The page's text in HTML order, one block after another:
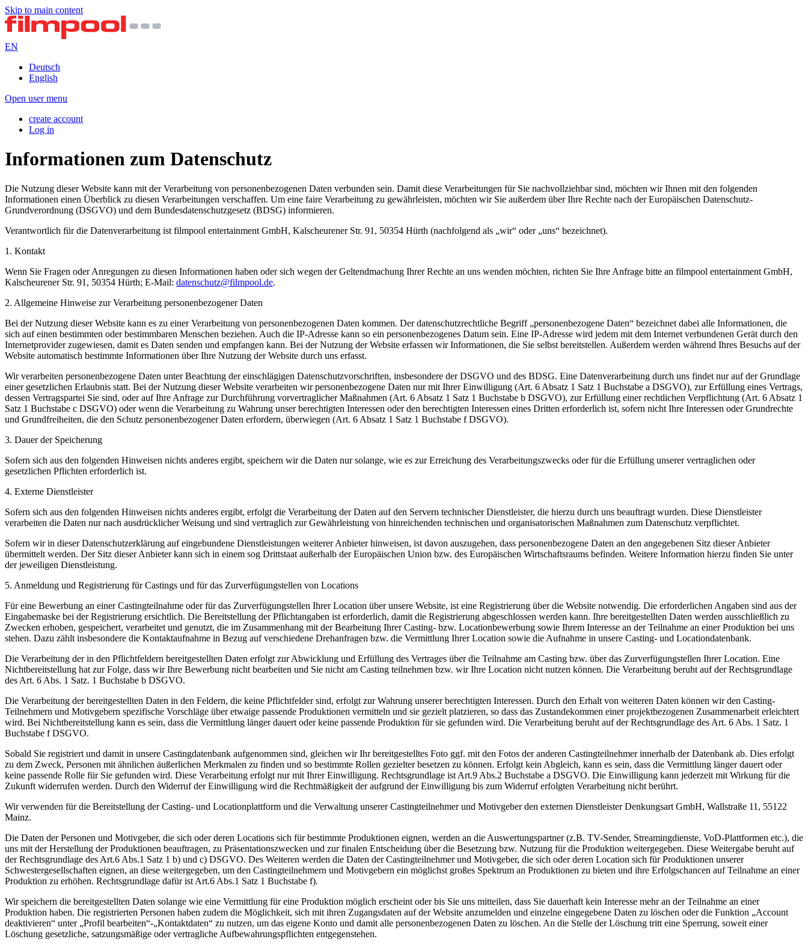
Skip to main content
EN
Deutsch
English
Open user menu
create account
Log in
Informationen zum Datenschutz
Die Nutzung dieser Website kann mit der Verarbeitung von personenbezogenen Daten verbunden sein. Damit diese Verarbeitungen für Sie nachvollziehbar sind, möchten wir Ihnen mit den folgenden
Informationen einen Überblick zu diesen Verarbeitungen verschaffen. Um eine faire Verarbeitung zu gewährleisten, möchten wir Sie außerdem über Ihre Rechte nach der Europäischen Datenschutz-
Grundverordnung (DSGVO) und dem Bundesdatenschutzgesetz (BDSG) informieren.
Verantwortlich für die Datenverarbeitung ist filmpool entertainment GmbH, Kalscheurener Str. 91, 50354 Hürth (nachfolgend als „wir“ oder „uns“ bezeichnet).
1. Kontakt
Wenn Sie Fragen oder Anregungen zu diesen Informationen haben oder sich wegen der Geltendmachung Ihrer Rechte an uns wenden möchten, richten Sie Ihre Anfrage bitte an filmpool entertainment GmbH,
Kalscheurener Str. 91, 50354 Hürth; E-Mail: datenschutz@filmpool.de.
2. Allgemeine Hinweise zur Verarbeitung personenbezogener Daten
Bei der Nutzung dieser Website kann es zu einer Verarbeitung von personenbezogenen Daten kommen. Der datenschutzrechtliche Begriff „personenbezogene Daten“ bezeichnet dabei alle Informationen, die
sich auf einen bestimmten oder bestimmbaren Menschen beziehen. Auch die IP-Adresse kann so ein personenbezogenes Datum sein. Eine IP-Adresse wird jedem mit dem Internet verbundenen Gerät durch den
Internetprovider zugewiesen, damit es Daten senden und empfangen kann. Bei der Nutzung der Website erfassen wir Informationen, die Sie selbst bereitstellen. Außerdem werden während Ihres Besuchs auf der
Website automatisch bestimmte Informationen über Ihre Nutzung der Website durch uns erfasst.
Wir verarbeiten personenbezogene Daten unter Beachtung der einschlägigen Datenschutzvorschriften, insbesondere der DSGVO und des BDSG. Eine Datenverarbeitung durch uns findet nur auf der Grundlage
einer gesetzlichen Erlaubnis statt. Bei der Nutzung dieser Website verarbeiten wir personenbezogene Daten nur mit Ihrer Einwilligung (Art. 6 Absatz 1 Satz 1 Buchstabe a DSGVO), zur Erfüllung eines Vertrags,
dessen Vertragspartei Sie sind, oder auf Ihre Anfrage zur Durchführung vorvertraglicher Maßnahmen (Art. 6 Absatz 1 Satz 1 Buchstabe b DSGVO), zur Erfüllung einer rechtlichen Verpflichtung (Art. 6 Absatz 1
Satz 1 Buchstabe c DSGVO) oder wenn die Verarbeitung zu Wahrung unser berechtigten Interessen oder den berechtigten Interessen eines Dritten erforderlich ist, sofern nicht Ihre Interessen oder Grundrechte
und Grundfreiheiten, die den Schutz personenbezogener Daten erfordern, überwiegen (Art. 6 Absatz 1 Satz 1 Buchstabe f DSGVO).
3. Dauer der Speicherung
Sofern sich aus den folgenden Hinweisen nichts anderes ergibt, speichern wir die Daten nur solange, wie es zur Erreichung des Verarbeitungszwecks oder für die Erfüllung unserer vertraglichen oder
gesetzlichen Pflichten erforderlich ist.
4. Externe Dienstleister
Sofern sich aus den folgenden Hinweisen nichts anderes ergibt, erfolgt die Verarbeitung der Daten auf den Servern technischer Dienstleister, die hierzu durch uns beauftragt wurden. Diese Dienstleister
verarbeiten die Daten nur nach ausdrücklicher Weisung und sind vertraglich zur Gewährleistung von hinreichenden technischen und organisatorischen Maßnahmen zum Datenschutz verpflichtet.
Sofern wir in dieser Datenschutzerklärung auf eingebundene Dienstleistungen weiterer Anbieter hinweisen, ist davon auszugehen, dass personenbezogene Daten an den angegebenen Sitz dieser Anbieter
übermittelt werden. Der Sitz dieser Anbieter kann sich in einem sog Drittstaat außerhalb der Europäischen Union bzw. des Europäischen Wirtschaftsraums befinden. Weitere Information hierzu finden Sie unter
der jeweiligen Dienstleistung.
5. Anmeldung und Registrierung für Castings und für das Zurverfügungstellen von Locations
Für eine Bewerbung an einer Castingteilnahme oder für das Zurverfügungstellen Ihrer Location über unsere Website, ist eine Registrierung über die Website notwendig. Die erforderlichen Angaben sind aus der
Eingabemaske bei der Registrierung ersichtlich. Die Bereitstellung der Pflichtangaben ist erforderlich, damit die Registrierung abgeschlossen werden kann. Ihre bereitgestellten Daten werden ausschließlich zu
Zwecken erhoben, gespeichert, verarbeitet und genutzt, die im Zusammenhang mit der Bearbeitung Ihrer Casting- bzw. Locationbewerbung sowie Ihrem Interesse an der Teilnahme an einer Produktion bei uns
stehen. Dazu zählt insbesondere die Kontaktaufnahme in Bezug auf verschiedene Drehanfragen bzw. die Vermittlung Ihrer Location sowie die Aufnahme in unsere Casting- und Locationdatenbank.
Die Verarbeitung der in den Pflichtfeldern bereitgestellten Daten erfolgt zur Abwicklung und Erfüllung des Vertrages über die Teilnahme am Casting bzw. über das Zurverfügungstellen Ihrer Location. Eine
Nichtbereitstellung hat zur Folge, dass wir Ihre Bewerbung nicht bearbeiten und Sie nicht am Casting teilnehmen bzw. wir Ihre Location nicht nutzen können. Die Verarbeitung beruht auf der Rechtsgrundlage
des Art. 6 Abs. 1 Satz. 1 Buchstabe b DSGVO.
Die Verarbeitung der bereitgestellten Daten in den Feldern, die keine Pflichtfelder sind, erfolgt zur Wahrung unserer berechtigten Interessen. Durch den Erhalt von weiteren Daten können wir den Casting-
Teilnehmern und Motivgebern spezifische Vorschläge über etwaige passende Produktionen vermitteln und sie gezielt platzieren, so dass das Zustandekommen einer projektbezogenen Zusammenarbeit erleichtert
wird. Bei Nichtbereitstellung kann es sein, dass die Vermittlung länger dauert oder keine passende Produktion für sie gefunden wird. Die Verarbeitung beruht auf der Rechtsgrundlage des Art. 6 Abs. 1 Satz. 1
Buchstabe f DSGVO.
Sobald Sie registriert und damit in unsere Castingdatenbank aufgenommen sind, gleichen wir Ihr bereitgestelltes Foto ggf. mit den Fotos der anderen Castingteilnehmer innerhalb der Datenbank ab. Dies erfolgt
zu dem Zweck, Personen mit ähnlichen äußerlichen Merkmalen zu finden und so bestimmte Rollen gezielter besetzen zu können. Erfolgt kein Abgleich, kann es sein, dass die Vermittlung länger dauert oder
keine passende Rolle für Sie gefunden wird. Diese Verarbeitung erfolgt nur mit Ihrer Einwilligung. Rechtsgrundlage ist Art.9 Abs.2 Buchstabe a DSGVO. Die Einwilligung kann jederzeit mit Wirkung für die
Zukunft widerrufen werden. Durch den Widerruf der Einwilligung wird die Rechtmäßigkeit der aufgrund der Einwilligung bis zum Widerruf erfolgten Verarbeitung nicht berührt.
Wir verwenden für die Bereitstellung der Casting- und Locationplattform und die Verwaltung unserer Castingteilnehmer und Motivgeber den externen Dienstleister Denkungsart GmbH, Wallstraße 11, 55122
Mainz.
Die Daten der Personen und Motivgeber, die sich oder deren Locations sich für bestimmte Produktionen eignen, werden an die Auswertungspartner (z.B. TV-Sender, Streamingdienste, VoD-Plattformen etc.), die
uns mit der Herstellung der Produktionen beauftragen, zu Präsentationszwecken und zur finalen Entscheidung über die Besetzung bzw. Nutzung für die Produktion weitergegeben. Diese Weitergabe beruht auf
der Rechtsgrundlage des Art.6 Abs.1 Satz 1 b) und c) DSGVO. Des Weiteren werden die Daten der Castingteilnehmer und Motivgeber, die sich oder deren Location sich für Produktionen unserer
Schwestergesellschaften eignen, an diese weitergegeben, um den Castingteilnehmern und Motivgebern ein möglichst großes Spektrum an Produktionen zu bieten und ihre Erfolgschancen auf Teilnahme an einer
Produktion zu erhöhen. Rechtsgrundlage dafür ist Art.6 Abs.1 Satz 1 Buchstabe f).
Wir speichern die bereitgestellten Daten solange wie eine Vermittlung für eine Produktion möglich erscheint oder bis Sie uns mitteilen, dass Sie dauerhaft kein Interesse mehr an der Teilnahme an einer
Produktion haben. Die registrierten Personen haben zudem die Möglichkeit, sich mit ihren Zugangsdaten auf der Website anzumelden und einzelne eingegebene Daten zu löschen oder die Funktion „Account
deaktivieren“ unter „Profil bearbeiten“-„Kontaktdaten“ zu nutzen, um das eigene Konto und damit alle personenbezogenen Daten zu löschen. An die Stelle der Löschung tritt eine Sperrung, soweit einer
Löschung gesetzliche, satzungsmäßige oder vertragliche Aufbewahrungspflichten entgegenstehen.